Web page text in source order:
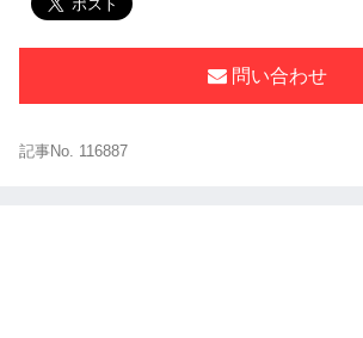
問い合わせ
記事No. 116887